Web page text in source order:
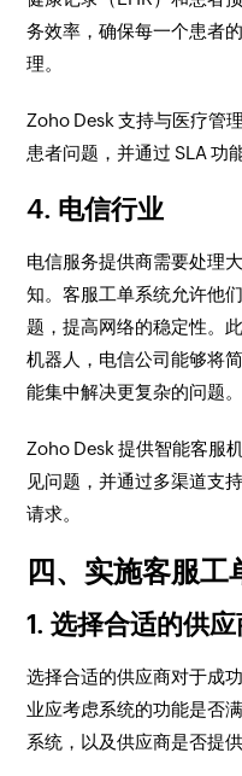
务效率，确保每一个患者
理。
Zoho Desk 支持与医疗管
患者问题，并通过 SLA 功
4. 电信行业
电信服务提供商需要处理
知。客服工单系统允许他
题，提高网络的稳定性。
机器人，电信公司能够将
能集中解决更复杂的问题。
Zoho Desk 提供智能客服
见问题，并通过多渠道支
请求。
四、实施客服
1. 选择合适的供
选择合适的供应商对于成
业应考虑系统的功能是否
系统，以及供应商是否提